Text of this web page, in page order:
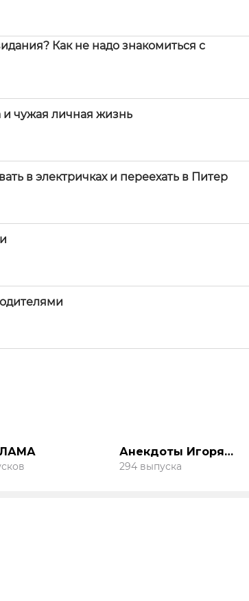
Как не надо знакомиться с
и чужая личная жизнь
в электричках и переехать в Питер
Анекдоты Игоря
Маменко
294 выпуска